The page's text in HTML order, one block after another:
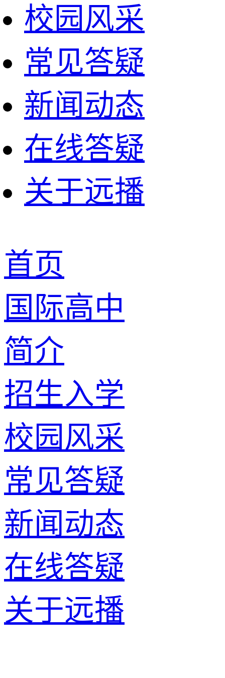
校园风采
常见答疑
新闻动态
在线答疑
关于远播
首页
国际高中
简介
招生入学
校园风采
常见答疑
新闻动态
在线答疑
关于远播